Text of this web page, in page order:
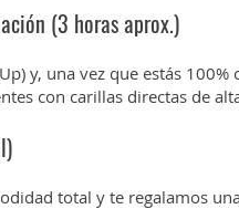
(3 horas aprox.)
y, una vez que estás
con carillas directas de
total y te regalamos